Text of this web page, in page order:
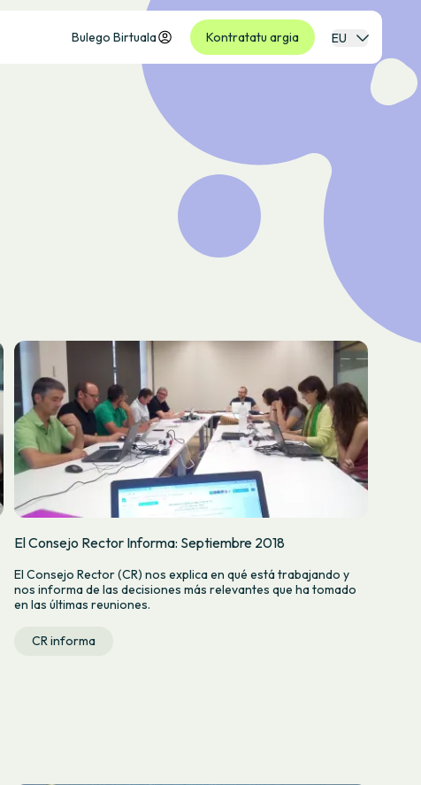
Bulego Birtuala Kontratatu argia EU
El Consejo Rector Informa: Septiembre 2018
El Consejo Rector (CR) nos explica en qué está trabajando y
nos informa de las decisiones más relevantes que ha tomado
en las últimas reuniones.
CR informa